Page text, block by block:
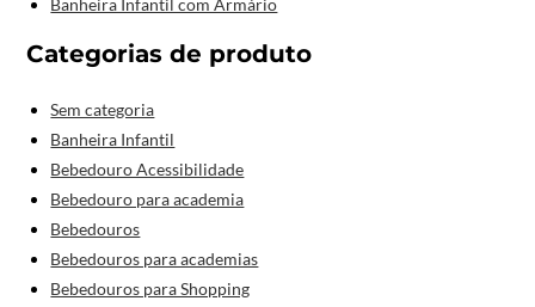
Banheira Infantil com Armário
Categorias de produto
Sem categoria
Banheira Infantil
Bebedouro Acessibilidade
Bebedouro para academia
Bebedouros
Bebedouros para academias
Bebedouros para Shopping